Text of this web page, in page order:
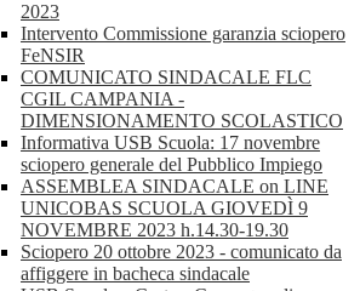
2023
Intervento Commissione garanzia sciopero
FeNSIR
COMUNICATO SINDACALE FLC
CGIL CAMPANIA -
DIMENSIONAMENTO SCOLASTICO
Informativa USB Scuola: 17 novembre
sciopero generale del Pubblico Impiego
ASSEMBLEA SINDACALE on LINE
UNICOBAS SCUOLA GIOVEDÌ 9
NOVEMBRE 2023 h.14.30-19.30
Sciopero 20 ottobre 2023 - comunicato da
affiggere in bacheca sindacale